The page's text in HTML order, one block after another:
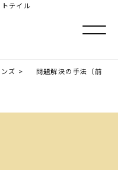
テイル
ズ >
問題解決の手法（前